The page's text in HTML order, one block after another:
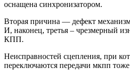
оснащена синхронизатором.
Вторая причина — дефект
И, наконец, третья – чрезмерный
КПП.
Неисправностей сцепления, при
переключаются передачи мкпп тоже